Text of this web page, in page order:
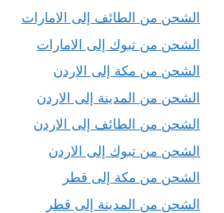
الشحن من الطائف إلى الامارات
الشحن من تبوك إلى الامارات
الشحن من مكة إلى الاردن
الشحن من المدينة إلى الاردن
الشحن من الطائف إلى الاردن
الشحن من تبوك إلى الاردن
الشحن من مكة إلى قطر
الشحن من المدينة إلى قطر